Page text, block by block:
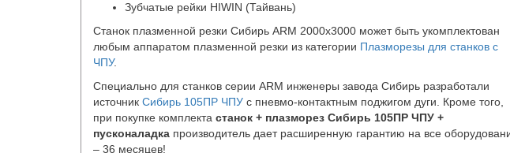
Зубчатые рейки HIWIN (Тайвань)
Станок плазменной резки Сибирь ARM 2000x3000 может быть укомплектован
любым аппаратом плазменной резки из категории Плазморезы для станков с
ЧПУ.
Специально для станков серии ARM инженеры завода Сибирь разработали
источник Сибирь 105ПР ЧПУ с пневмо-контактным поджигом дуги. Кроме того,
при покупке комплекта станок + плазморез Сибирь 105ПР ЧПУ +
пусконаладка производитель дает расширенную гарантию на все
– 36 месяцев!